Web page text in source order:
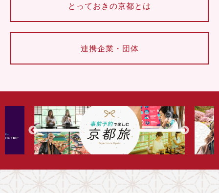
とっておきの京都とは
連携企業・団体